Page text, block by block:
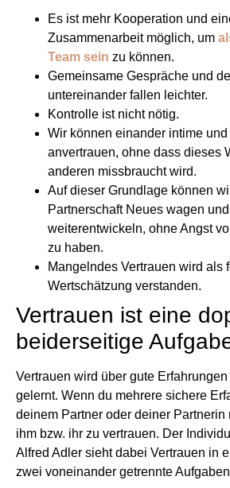
Es ist mehr Kooperation und
Zusammenarbeit möglich, um
Team sein zu können.
Gemeinsame Gespräche und
untereinander fallen leichter.
Kontrolle ist nicht nötig.
Wir können einander intime
anvertrauen, ohne dass dieses
anderen missbraucht wird.
Auf dieser Grundlage können
Partnerschaft Neues wagen
weiterentwickeln, ohne Angst
zu haben.
Mangelndes Vertrauen wird als
Wertschätzung verstanden.
Vertrauen ist eine
beiderseitige
Vertrauen wird über gute
gelernt. Wenn du mehrere sichere
deinem Partner oder deiner Partnerin
ihm bzw. ihr zu vertrauen. Der
Alfred Adler sieht dabei Vertrauen in
zwei voneinander getrennte